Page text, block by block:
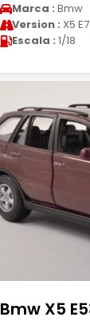
Marca : Bmw
Version : X5
Escala : 1/18
Bmw X5